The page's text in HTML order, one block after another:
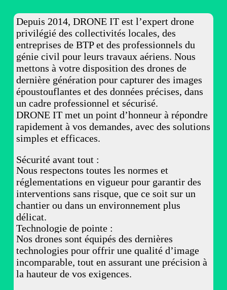
Depuis 2014, DRONE IT est l’expert drone
privilégié des collectivités locales, des
entreprises de BTP et des professionnels du
génie civil pour leurs travaux aériens. Nous
mettons à votre disposition des drones de
dernière génération pour capturer des images
époustouflantes et des données précises, dans
un cadre professionnel et sécurisé.
DRONE IT met un point d’honneur à répondre
rapidement à vos demandes, avec des solutions
simples et efficaces.
Sécurité avant tout :
Nous respectons toutes les normes et
réglementations en vigueur pour garantir des
interventions sans risque, que ce soit sur un
chantier ou dans un environnement plus
délicat.
Technologie de pointe :
Nos drones sont équipés des dernières
technologies pour offrir une qualité d’image
incomparable, tout en assurant une précision à
la hauteur de vos exigences.